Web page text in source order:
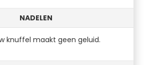
NADELEN
knuffel maakt geen geluid.